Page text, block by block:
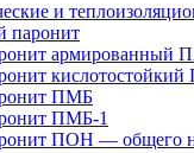
и
паронит
армированный
ПМБ
ПМБ-1
ПОН — общего